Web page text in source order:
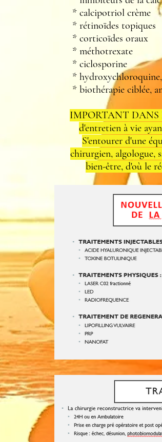
* calcipotriol crème
* rétinoïdes topiques
* corticoïdes oraux
* méthotrexate
* ciclosporine
*
* biothérapie ciblée,
IMPORTANT DANS
d'entretien à vie
S'entourer d'une
chirurgien, algologue,
bien-être, d'où le